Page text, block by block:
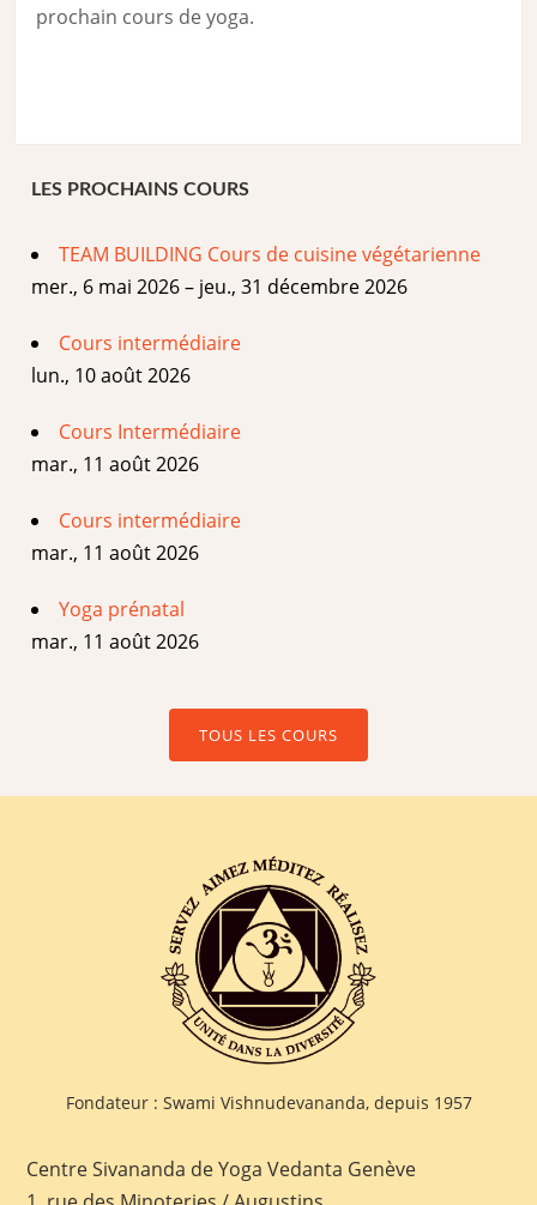
prochain cours de yoga.
LES PROCHAINS COURS
TEAM BUILDING Cours de cuisine végétarienne
mer., 6 mai 2026 – jeu., 31 décembre 2026
Cours intermédiaire
lun., 10 août 2026
Cours Intermédiaire
mar., 11 août 2026
Cours intermédiaire
mar., 11 août 2026
Yoga prénatal
mar., 11 août 2026
TOUS LES COURS
Fondateur : Swami Vishnudevananda, depuis 1957
Centre Sivananda de Yoga Vedanta Genève